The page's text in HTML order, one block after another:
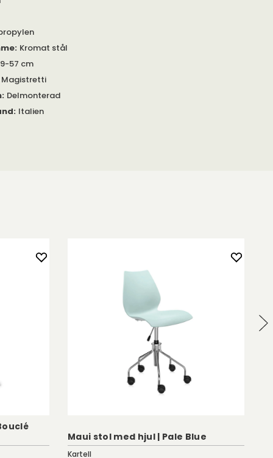
: Kromat stål
57 cm
Magistretti
: Delmonterad
: Italien
Maui stol med hjul | Pale Blue
Kartell